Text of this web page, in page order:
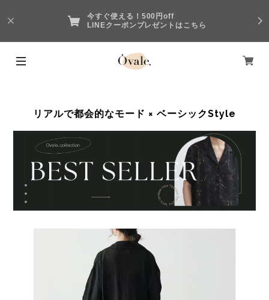
今すぐ使える！500円off
LINEクーポンプレゼントはこちら
リアルで都会的なモード × ベーシックStyle